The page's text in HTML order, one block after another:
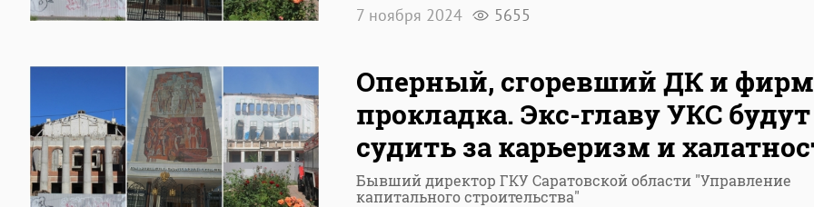
7 ноября 2024 5655
Оперный, сгоревший ДК и
прокладка. Экс-главу УКС будут
судить за карьеризм и
Бывший директор ГКУ Саратовской области "Управление
капитального строительства"